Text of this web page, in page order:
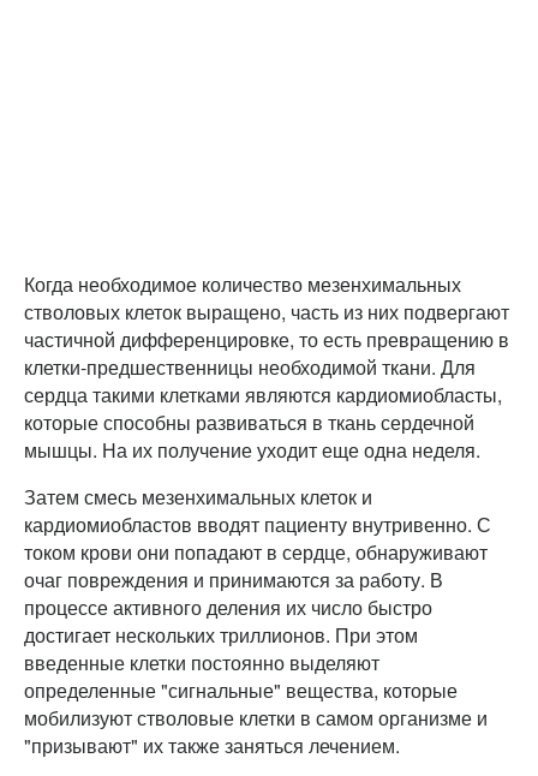
Когда необходимое количество мезенхимальных
стволовых клеток выращено, часть из них подвергают
частичной дифференцировке, то есть превращению в
клетки-предшественницы необходимой ткани. Для
сердца такими клетками являются кардиомиобласты,
которые способны развиваться в ткань сердечной
мышцы. На их получение уходит еще одна неделя.
Затем смесь мезенхимальных клеток и
кардиомиобластов вводят пациенту внутривенно. С
током крови они попадают в сердце, обнаруживают
очаг повреждения и принимаются за работу. В
процессе активного деления их число быстро
достигает нескольких триллионов. При этом
введенные клетки постоянно выделяют
определенные "сигнальные" вещества, которые
мобилизуют стволовые клетки в самом организме и
"призывают" их также заняться лечением.